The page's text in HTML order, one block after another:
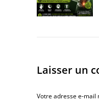
Laisser un
Votre adresse e-mail